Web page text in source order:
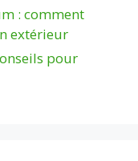
: comment
extérieur
pour